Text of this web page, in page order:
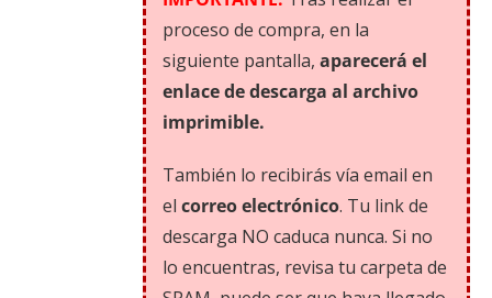
proceso de compra, en la
siguiente pantalla,aparecerá el
enlace de descarga al archivo
imprimible.
También lo recibirás vía email en
elcorreo electrónico. Tu link de
descarga NO caduca nunca. Si no
lo encuentras, revisa tu carpeta de